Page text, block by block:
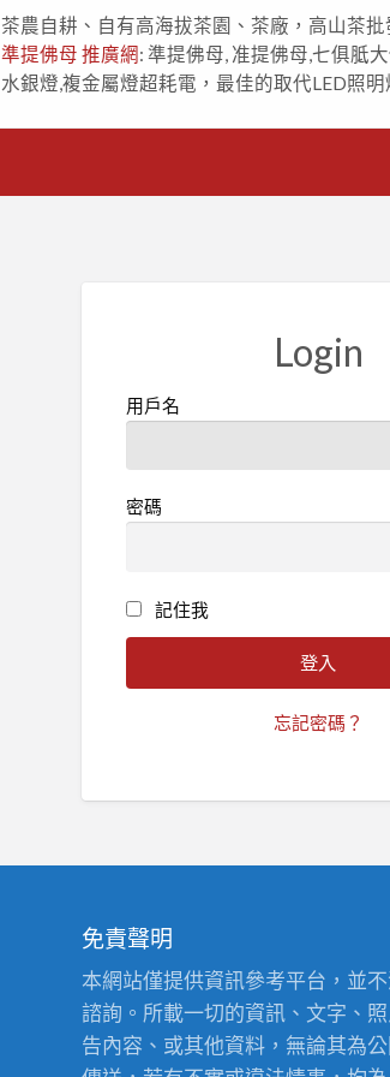
茶農自耕、自有高海拔茶園、茶廠，高山茶
準提佛母 推廣網: 準提佛母, 准提佛母,七俱胝
水銀燈,複金屬燈超耗電，最佳的取代LED照明
Login
用戶名
密碼
記住我
忘記密碼？
免責聲明
本網站僅提供資訊參考平台，並
諮詢。所載一切的資訊、文字、
告內容、或其他資料，無論其為